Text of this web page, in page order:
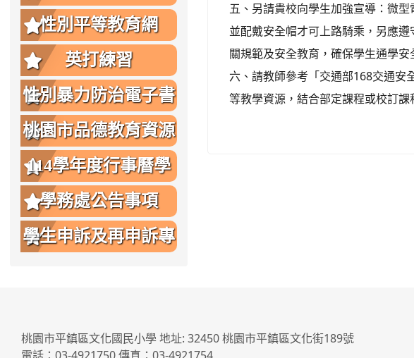
五、另請貴校向學生加強宣導：微
並配戴安全帽才可上路騎乘，另應
關規範及安全教育，確保學生通學安
六、請教師參考「交通部168交通安
等教學資源，結合部定課程或校訂
性別平等教育網
英打練習
性別暴力防治電子書
桃園市品德教育資源
網
114學年度行事曆學
生版
學務處公告事項
學生申訴及再申訴專
桃園市平鎮區文化國民小學 地址: 32450 桃園市平鎮區文化街189號